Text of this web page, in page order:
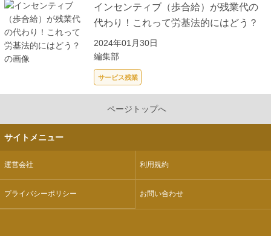
インセンティブ（歩合給）が残業代の
代わり！これって労基法的にはどう？
2024年01月30日
編集部
サービス残業
ページトップへ
サイトメニュー
運営会社 利用規約
プライバシーポリシー お問い合わせ